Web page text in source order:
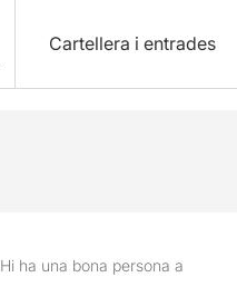
Cartellera i entrades
Hi ha una bona persona a